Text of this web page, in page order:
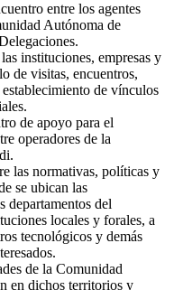
entre los agentes
Autónoma de
instituciones, empresas y
de visitas, encuentros,
de vínculos
de apoyo para el
operadores de la
las normativas, políticas y
se ubican las
departamentos del
locales y forales, a
tecnológicos y demás
de la Comunidad
en dichos territorios y